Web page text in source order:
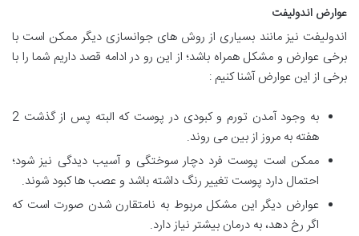
عوارض اندولیفت
اندولیفت نیز مانند بسیاری از روش های جوانسازی دیگر ممکن است با
برخی عوارض و مشکل همراه باشد؛ از این رو در ادامه قصد داریم شما را با
برخی از این عوارض آشنا کنیم :
به وجود آمدن تورم و کبودی در پوست که البته پس از گذشت 2
هفته به مروز از بین می روند.
ممکن است پوست فرد دچار سوختگی و آسیب دیدگی نیز شود؛
احتمال دارد پوست تغییر رنگ داشته باشد و عصب ها کبود شوند.
عوارض دیگر این مشکل مربوط به نامتقارن شدن صورت است که
اگر رخ دهد، به درمان بیشتر نیاز دارد.